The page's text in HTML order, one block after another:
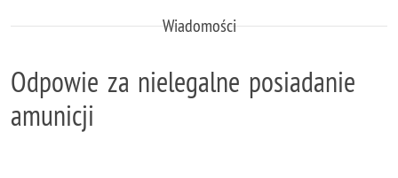
Wiadomości
Odpowie za nielegalne posiadanie
amunicji